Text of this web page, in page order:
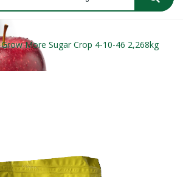
Grow More Sugar Crop 4-10-46 2,268kg